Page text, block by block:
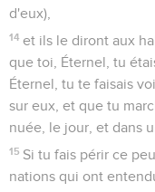
d'eux),
14 et ils le diront aux
que toi, Éternel, tu
Éternel, tu te faisais
sur eux, et que tu
nuée, le jour, et dans
15 Si tu fais périr ce
nations qui ont